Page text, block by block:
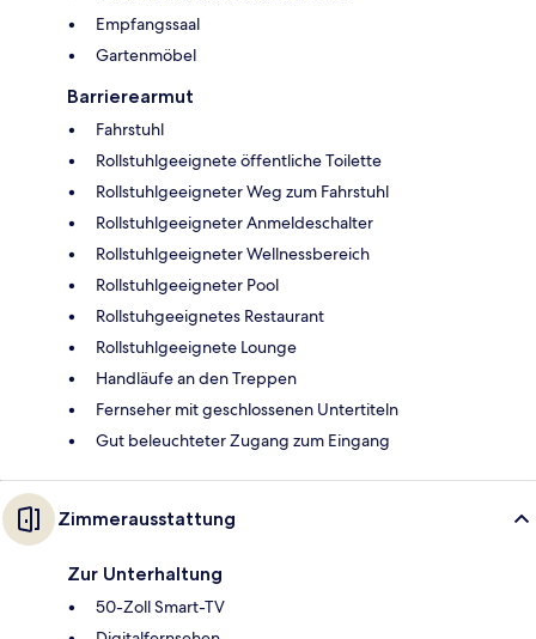
Empfangssaal
Gartenmöbel
Barrierearmut
Fahrstuhl
Rollstuhlgeeignete öffentliche Toilette
Rollstuhlgeeigneter Weg zum Fahrstuhl
Rollstuhlgeeigneter Anmeldeschalter
Rollstuhlgeeigneter Wellnessbereich
Rollstuhlgeeigneter Pool
Rollstuhgeeignetes Restaurant
Rollstuhlgeeignete Lounge
Handläufe an den Treppen
Fernseher mit geschlossenen Untertiteln
Gut beleuchteter Zugang zum Eingang
Zimmerausstattung
Zur Unterhaltung
50-Zoll Smart-TV